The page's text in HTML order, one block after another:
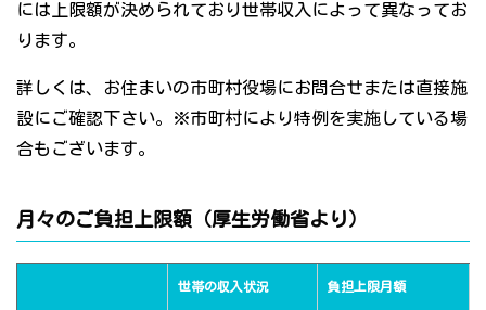
には上限額が決められており世帯収入によって異なってお
ります。
詳しくは、お住まいの市町村役場にお問合せまたは直接施
設にご確認下さい。※市町村により特例を実施している場
合もございます。
月々のご負担上限額（厚生労働省より）
世帯の収入状況 負担上限月額